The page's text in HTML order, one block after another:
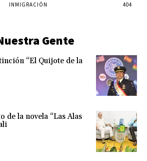
INMIGRACIÓN
404
Gente
“El Quijote de la
de la novela “Las Alas